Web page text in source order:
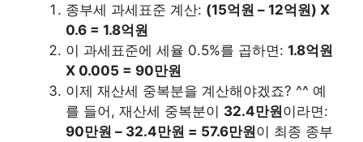
종부세 과세표준 계산: (15억원 – 12억원) X
0.6 = 1.8억원
이 과세표준에 세율 0.5%를 곱하면: 1.8억원
X 0.005 = 90만원
이제 재산세 중복분을 계산해야겠죠? ^^ 예
를 들어, 재산세 중복분이 32.4만원이라면:
90만원 – 32.4만원 = 57.6만원이 최종 종부